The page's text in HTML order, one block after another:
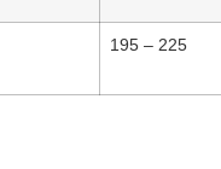
195 – 225